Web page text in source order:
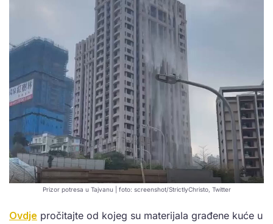
Prizor potresa u Tajvanu | foto: screenshot/StrictlyChristo, Twitter
Ovdje pročitajte od kojeg su materijala građene kuće u